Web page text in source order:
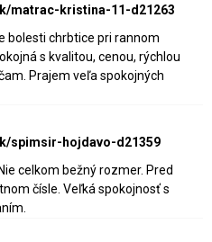
matrac-kristina-11-d21263
bolesti chrbtice pri rannom
s kvalitou, cenou, rýchlou
Prajem veľa spokojných
spimsir-hojdavo-d21359
celkom bežný rozmer. Pred
čísle. Veľká spokojnosť s